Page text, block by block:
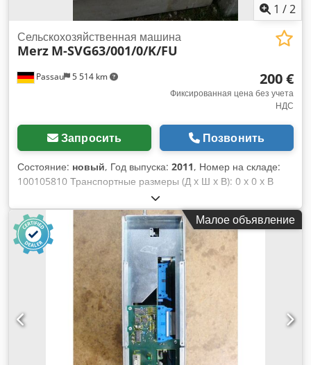
1 /2
Passau 5 514 km
Сельскохозяйственная машина
Merz M-SVG63/001/0/K/FU
200 €
Фиксированная цена без учета
НДС
Запросить Позвонить
Состояние: новый, Год выпуска: 2011, Номер на складе:
100105810 Транспортные размеры (Д x Ш x В): 0 x 0 x В
наличии: 1 шт. 1x Распределительное устройство Merz M-
SVG63/001/0/K/FU Серийный номер: #A11100299600002
Обозначение: 100105810 Год выпуска: 2011 1x Merz M-
SVG63/001/0/K/FU/4M Серийный номер:
#A10900288000005 Обозначение: 100104739 Год выпуска:
2009 Dwsdpfx Aezkzydsnloa
Малое объявление